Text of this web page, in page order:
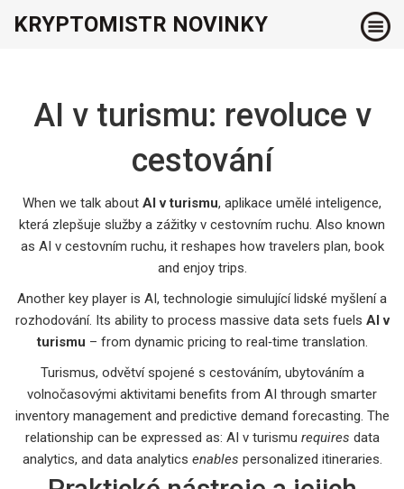
KRYPTOMISTR NOVINKY
AI v turismu: revoluce v
cestování
When we talk about AI v turismu, aplikace umělé inteligence,
která zlepšuje služby a zážitky v cestovním ruchu. Also known
as AI v cestovním ruchu, it reshapes how travelers plan, book
and enjoy trips.
Another key player is AI, technologie simulující lidské myšlení a
rozhodování. Its ability to process massive data sets fuels AI v
turismu – from dynamic pricing to real‑time translation.
Turismus, odvětví spojené s cestováním, ubytováním a
volnočasovými aktivitami benefits from AI through smarter
inventory management and predictive demand forecasting. The
relationship can be expressed as: AI v turismu requires data
analytics, and data analytics enables personalized itineraries.